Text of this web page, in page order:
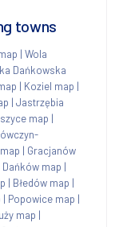
towns
| Wola
Dańkowska
| Koziel map |
| Jastrzębia
map |
| Gracjanów
Dańków map |
| Błedów map |
| Popowice map |
map |